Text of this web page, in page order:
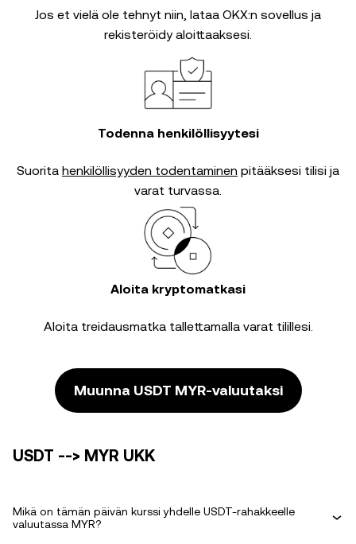
Jos et vielä ole tehnyt niin, lataa OKX:n sovellus ja
rekisteröidy aloittaaksesi.
Todenna henkilöllisyytesi
Suorita henkilöllisyyden todentaminen pitääksesi tilisi ja
varat turvassa.
Aloita kryptomatkasi
Aloita treidausmatka tallettamalla varat tilillesi.
Muunna USDT MYR-valuutaksi
USDT --> MYR UKK
Mikä on tämän päivän kurssi yhdelle USDT-rahakkeelle
valuutassa MYR?